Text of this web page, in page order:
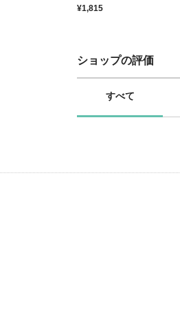
¥1,815
ショップの評価
すべて